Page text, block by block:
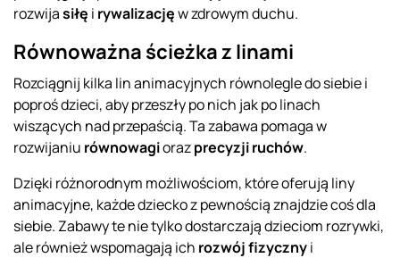
rozwijasiłę i rywalizacjęw zdrowym duchu.
Równoważna ścieżka z linami
Rozciągnij kilka lin animacyjnych równolegle do siebie i
poproś dzieci, aby przeszły po nich jak po linach
wiszących nad przepaścią. Ta zabawa pomaga w
rozwijaniu równowagiorazprecyzji ruchów.
Dzięki różnorodnym możliwościom, które oferują liny
animacyjne, każde dziecko z pewnością znajdzie coś dla
siebie. Zabawy te nie tylko dostarczają dzieciom rozrywki,
ale również wspomagają ich rozwój fizycznyi